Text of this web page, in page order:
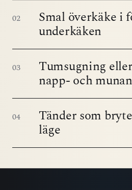
02 Smal överkäke i
underkäken
03 Tumsugning
napp- och
04 Tänder som
läge